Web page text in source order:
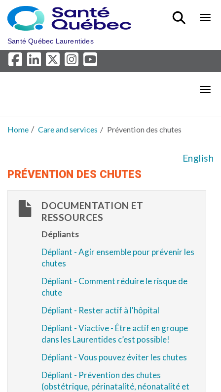
Skip to main content
Santé Québec Laurentides
Home Care and services Prévention des chutes
English
PRÉVENTION DES CHUTES
DOCUMENTATION ET
RESSOURCES
Dépliants
Dépliant - Agir ensemble pour prévenir les
chutes
Dépliant - Comment réduire le risque de
chute
Dépliant - Rester actif à l'hôpital
Dépliant - Viactive - Être actif en groupe
dans les Laurentides c’est possible!
Dépliant - Vous pouvez éviter les chutes
Dépliant - Prévention des chutes
(obstétrique, périnatalité, néonatalité et